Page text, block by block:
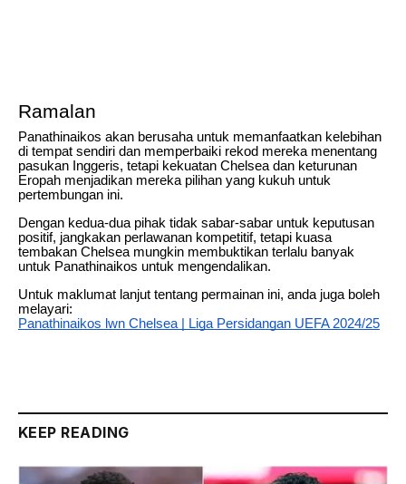
Ramalan
Panathinaikos akan berusaha untuk memanfaatkan kelebihan
di tempat sendiri dan memperbaiki rekod mereka menentang
pasukan Inggeris, tetapi kekuatan Chelsea dan keturunan
Eropah menjadikan mereka pilihan yang kukuh untuk
pertembungan ini.
Dengan kedua-dua pihak tidak sabar-sabar untuk keputusan
positif, jangkakan perlawanan kompetitif, tetapi kuasa
tembakan Chelsea mungkin membuktikan terlalu banyak
untuk Panathinaikos untuk mengendalikan.
Untuk maklumat lanjut tentang permainan ini, anda juga boleh
melayari:
Panathinaikos lwn Chelsea | Liga Persidangan UEFA 2024/25
KEEP READING